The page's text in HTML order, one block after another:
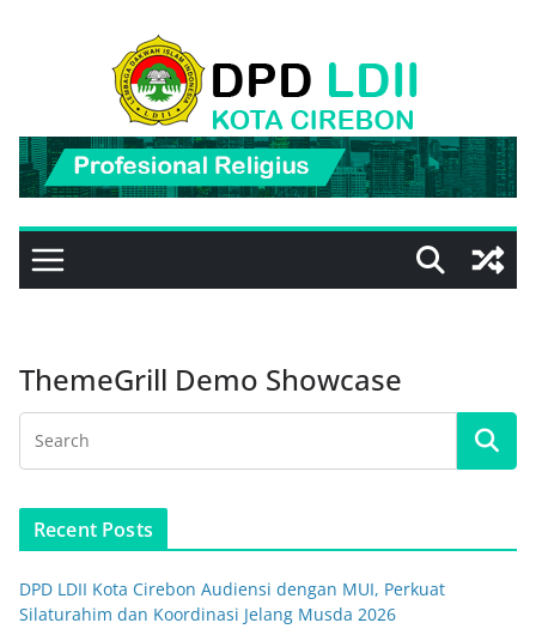
ThemeGrill Demo Showcase
Recent Posts
DPD LDII Kota Cirebon Audiensi dengan MUI, Perkuat
Silaturahim dan Koordinasi Jelang Musda 2026